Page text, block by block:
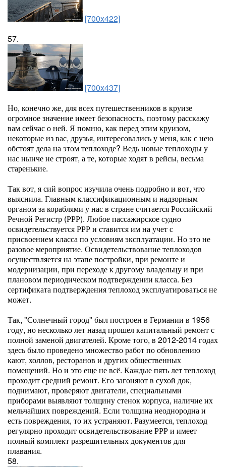
[700x422]
57.
[700x437]
Но, конечно же, для всех путешественников в круизе
огромное значение имеет безопасность, поэтому расскажу
вам сейчас о ней. Я помню, как перед этим круизом,
некоторые из вас, друзья, интересовались у меня, как с нею
обстоят дела на этом теплоходе? Ведь новые теплоходы у
нас нынче не строят, а те, которые ходят в рейсы, весьма
старенькие.
Так вот, я сий вопрос изучила очень подробно и вот, что
выяснила. Главным классификационным и надзорным
органом за кораблями у нас в стране считается Российский
Речной Регистр (РРР). Любое пассажирское судно
освидетельствуется РРР и ставится им на учет с
присвоением класса по условиям эксплуатации. Но это не
разовое мероприятие. Освидетельствование теплоходов
осуществляется на этапе постройки, при ремонте и
модернизации, при переходе к другому владельцу и при
плановом периодическом подтверждении класса. Без
сертификата подтверждения теплоход эксплуатироваться не
может.
Так, "Солнечный город" был построен в Германии в 1956
году, но несколько лет назад прошел капитальный ремонт с
полной заменой двигателей. Кроме того, в 2012-2014 годах
здесь было проведено множество работ по обновлению
кают, холлов, ресторанов и других общественных
помещений. Но и это еще не всё. Каждые пять лет теплоход
проходит средний ремонт. Его загоняют в сухой док,
поднимают, проверяют двигатели, специальными
приборами выявляют толщину стенок корпуса, наличие их
мельчайших повреждений. Если толщина неоднородна и
есть повреждения, то их устраняют. Разумеется, теплоход
регулярно проходит освидетельствование РРР и имеет
полный комплект разрешительных документов для
плавания.
58.